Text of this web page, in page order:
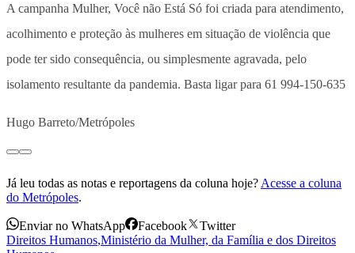
A campanha Mulher, Você não Está Só foi criada para atendimento,
acolhimento e proteção às mulheres em situação de violência que
pode ter sido consequência, ou simplesmente agravada, pelo
isolamento resultante da pandemia. Basta ligar para 61 994-150-635
Hugo Barreto/Metrópoles
Já leu todas as notas e reportagens da coluna hoje? Acesse a coluna
do Metrópoles.
Enviar no WhatsApp Facebook
Twitter
Direitos Humanos,Ministério da Mulher, da Família e dos Direitos